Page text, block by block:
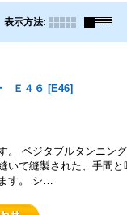
表示方法:
Ｅ４６ [E46]
ベジタブルタンニング
いで縫製された、手間
す。 シ…